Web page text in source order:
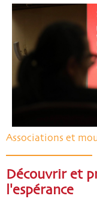
Associations et
Découvrir et
l'espérance